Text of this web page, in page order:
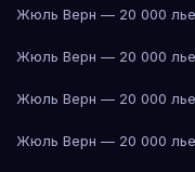
Жюль Верн — 20 000
Жюль Верн — 20 000
Жюль Верн — 20 000
Жюль Верн — 20 000